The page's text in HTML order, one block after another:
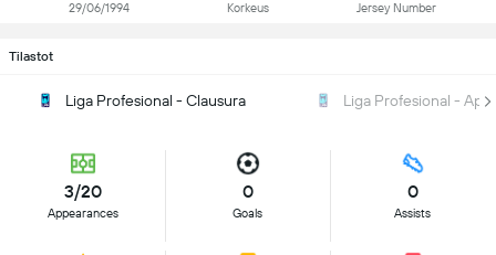
29/06/1994 Korkeus Jersey Number
Tilastot
Liga Profesional - Clausura Liga Profesional -
3/20
Appearances
0
Goals
0
Assists